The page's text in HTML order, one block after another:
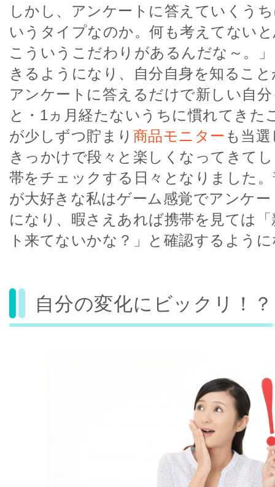
しかし、アンケートに答えていくう
いうタイプなのか。何も考えてない
こういうこだわりがあるんだな～。
きるようになり、自分自身を知るこ
アンケートに答えるだけで新しい自
と・1ヵ月経たないうちに慣れてきた
が少しずつ貯まり 商品モニター も当
きっかけで段々と楽しくなってきて
帯をチェックする日々となりました
が大好きな私はゲーム感覚でアンケ
になり、暇さえあれば携帯を見ては
ト来てないかな？」と確認するよう
自分の変化にビックリ！？